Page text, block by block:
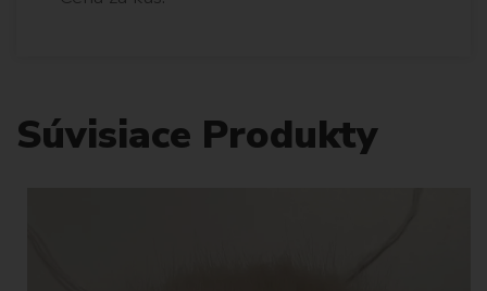
Súvisiace Produkty